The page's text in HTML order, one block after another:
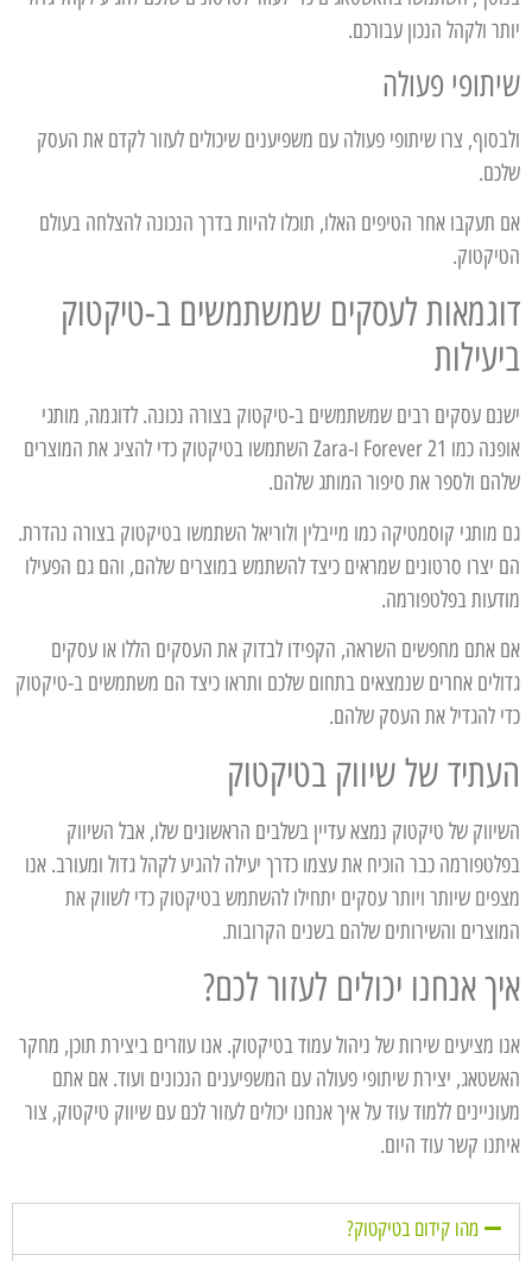
יותר ולקהל הנכון עבורכם.
שיתופי פעולה
ולבסוף, צרו שיתופי פעולה עם משפיענים שיכולים לעזור לקדם את העסק
שלכם.
אם תעקבו אחר הטיפים האלו, תוכלו להיות בדרך הנכונה להצלחה בעולם
הטיקטוק.
דוגמאות לעסקים שמשתמשים ב-טיקטוק
ביעילות
ישנם עסקים רבים שמשתמשים ב-טיקטוק בצורה נכונה. לדוגמה, מותגי
אופנה כמו Forever 21 ו-Zara השתמשו בטיקטוק כדי להציג את המוצרים
שלהם ולספר את סיפור המותג שלהם.
גם מותגי קוסמטיקה כמו מייבלין ולוריאל השתמשו בטיקטוק בצורה נהדרת.
הם יצרו סרטונים שמראים כיצד להשתמש במוצרים שלהם, והם גם הפעילו
מודעות בפלטפורמה.
אם אתם מחפשים השראה, הקפידו לבדוק את העסקים הללו או עסקים
גדולים אחרים שנמצאים בתחום שלכם ותראו כיצד הם משתמשים ב-טיקטוק
כדי להגדיל את העסק שלהם.
העתיד של שיווק בטיקטוק
השיווק של טיקטוק נמצא עדיין בשלבים הראשונים שלו, אבל השיווק
בפלטפורמה כבר הוכיח את עצמו כדרך יעילה להגיע לקהל גדול ומעורב. אנו
מצפים שיותר ויותר עסקים יתחילו להשתמש בטיקטוק כדי לשווק את
המוצרים והשירותים שלהם בשנים הקרובות.
איך אנחנו יכולים לעזור לכם?
אנו מציעים שירות של ניהול עמוד בטיקטוק. אנו עוזרים ביצירת תוכן, מחקר
האשטאג, יצירת שיתופי פעולה עם המשפיענים הנכונים ועוד. אם אתם
מעוניינים ללמוד עוד על איך אנחנו יכולים לעזור לכם עם שיווק טיקטוק, צור
איתנו קשר עוד היום.
מהו קידום בטיקטוק?